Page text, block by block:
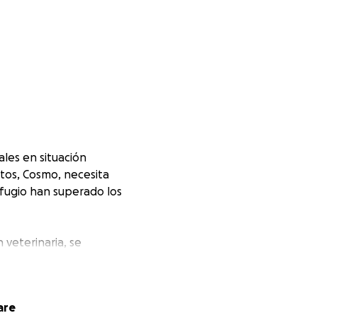
en situación
Cosmo, necesita
han superado los
veterinaria, se
dolor. No
alquiler y otros